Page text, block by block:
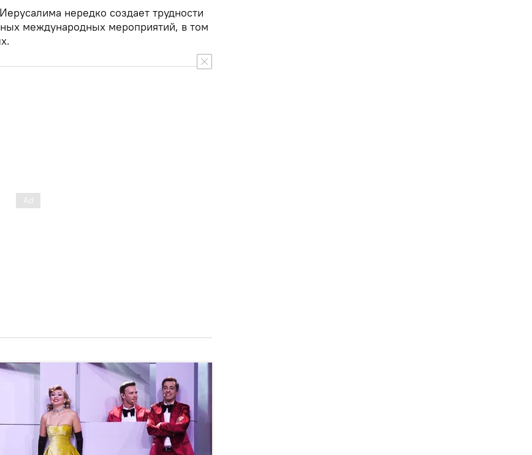
нередко создает трудности
международных мероприятий, в том